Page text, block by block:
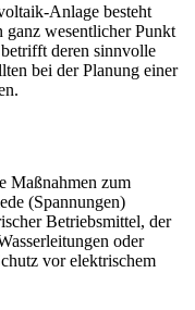
Anlage besteht
ganz wesentlicher Punkt
deren sinnvolle
bei der Planung einer
Maßnahmen zum
(Spannungen)
Betriebsmittel, der
oder
vor elektrischem